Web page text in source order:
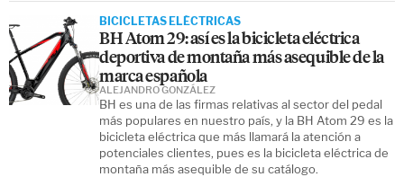
BICICLETAS ELÉCTRICAS
BH Atom 29: así es la bicicleta eléctrica
deportiva de montaña más asequible de la
marca española
BH es una de las firmas relativas al sector del pedal
más populares en nuestro país, y la BH Atom 29 es la
bicicleta eléctrica que más llamará la atención a
potenciales clientes, pues es la bicicleta eléctrica de
montaña más asequible de su catálogo.
ALEJANDRO GONZÁLEZ